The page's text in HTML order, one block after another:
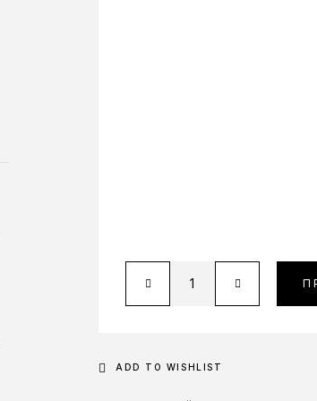
ADD TO WISHLIST